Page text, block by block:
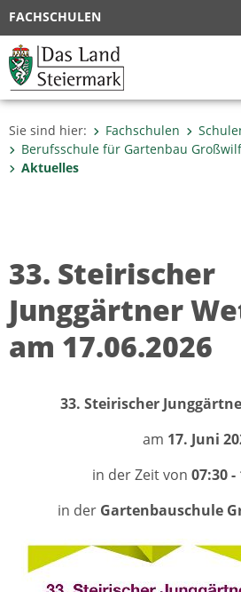
FACHSCHULEN
Sie sind hier: Fachschulen
Berufsschule für Gartenbau
Aktuelles
33. Steirischer
Junggärtner
am 17.06.2026
33. Steirischer
am 17. Juni
in der Zeit von 07:30
in der Gartenbauschule